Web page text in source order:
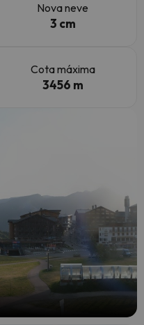
Nova neve
3 cm
Cota máxima
3456 m